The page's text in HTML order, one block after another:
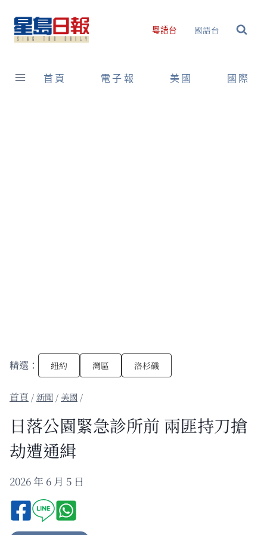
content
粵語台 國語台
首頁 電子報 美國 國際
精選： 紐約 灣區 洛杉磯
/新聞 / 美國 /
日落公園緊急診所前 兩匪持刀搶
劫遭通緝
2026 年 6 月 5 日